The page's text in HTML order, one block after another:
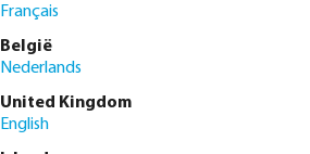
Français
België
Nederlands
United Kingdom
English